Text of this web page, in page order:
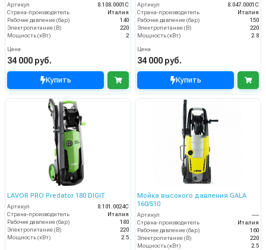
Артикул
8.108.0001C
Страна-производитель
Италия
Рабочее давление (бар)
140
Электропитание (В)
220
Мощность (кВт)
2
Цена
34 000 руб.
Купить
Артикул
8.047.0001C
Страна-производитель
Италия
Рабочее давление (бар)
150
Электропитание (В)
220
Мощность (кВт)
2.8
Цена
34 000 руб.
Купить
LAVOR PRO Predator 180 DIGIT
Артикул
8.101.0024C
Страна-производитель
Италия
Рабочее давление (бар)
180
Электропитание (В)
220
Мощность (кВт)
2.5
Мойка высокого давления GALA
160/510
Артикул
----
Страна-производитель
Италия
Рабочее давление (бар)
160
Электропитание (В)
220
Мощность (кВт)
2.5